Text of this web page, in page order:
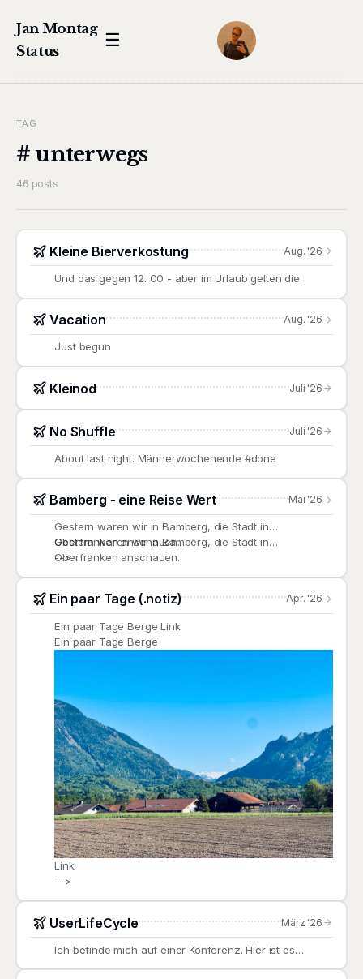
Jan Montag
Status
☰
TAG
# unterwegs
46 posts
Kleine Bierverkostung Aug. '26
Und das gegen 12. 00 - aber im Urlaub gelten die
Vacation Aug. '26
Just begun
Kleinod Juli '26
No Shuffle Juli '26
About last night. Männerwochenende #done
Bamberg - eine Reise Wert Mai '26
Gestern waren wir in Bamberg, die Stadt in
Oberfranken anschauen.
Gestern waren wir in Bamberg, die Stadt in
Oberfranken anschauen.
-->
Ein paar Tage (.notiz) Apr. '26
Ein paar Tage Berge Link
Ein paar Tage Berge
Link
-->
UserLifeCycle März '26
Ich befinde mich auf einer Konferenz. Hier ist es